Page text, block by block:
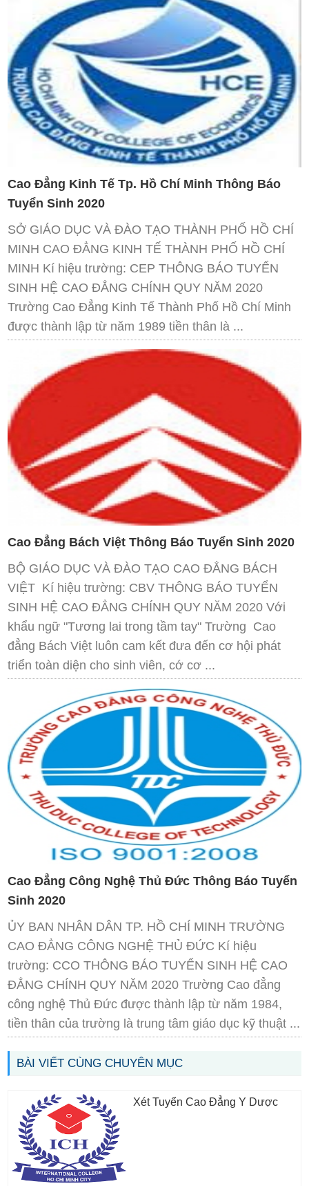
Cao Đẳng Kinh Tế Tp. Hồ Chí Minh Thông Báo
Tuyển Sinh 2020
SỞ GIÁO DỤC VÀ ĐÀO TẠO THÀNH PHỐ HỒ CHÍ
MINH CAO ĐẲNG KINH TẾ THÀNH PHỐ HỒ CHÍ
MINH Kí hiệu trường: CEP THÔNG BÁO TUYỂN
SINH HỆ CAO ĐẲNG CHÍNH QUY NĂM 2020
Trường Cao Đẳng Kinh Tế Thành Phố Hồ Chí Minh
được thành lập từ năm 1989 tiền thân là ...
Cao Đẳng Bách Việt Thông Báo Tuyển Sinh 2020
BỘ GIÁO DỤC VÀ ĐÀO TẠO CAO ĐẲNG BÁCH
VIỆT Kí hiệu trường: CBV THÔNG BÁO TUYỂN
SINH HỆ CAO ĐẲNG CHÍNH QUY NĂM 2020 Với
khẩu ngữ "Tương lai trong tầm tay" Trường Cao
đẳng Bách Việt luôn cam kết đưa đến cơ hội phát
triển toàn diện cho sinh viên, cớ cơ ...
Cao Đẳng Công Nghệ Thủ Đức Thông Báo Tuyển
Sinh 2020
ỦY BAN NHÂN DÂN TP. HỒ CHÍ MINH TRƯỜNG
CAO ĐẲNG CÔNG NGHỆ THỦ ĐỨC Kí hiệu
trường: CCO THÔNG BÁO TUYỂN SINH HỆ CAO
ĐẲNG CHÍNH QUY NĂM 2020 Trường Cao đẳng
công nghệ Thủ Đức được thành lập từ năm 1984,
tiền thân của trường là trung tâm giáo dục kỹ thuật ...
BÀI VIẾT CÙNG CHUYÊN MỤC
Xét Tuyển Cao Đẳng Y Dược